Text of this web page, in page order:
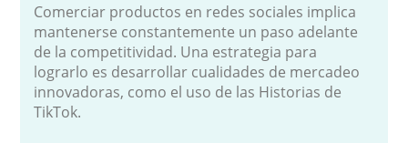
Comerciar productos en redes sociales implica
mantenerse constantemente un paso adelante
de la competitividad. Una estrategia para
lograrlo es desarrollar cualidades de mercadeo
innovadoras, como el uso de las Historias de
TikTok.